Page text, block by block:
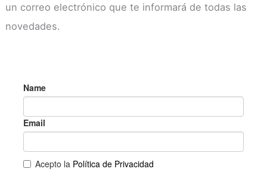
un correo electrónico que te informará de todas las
novedades.